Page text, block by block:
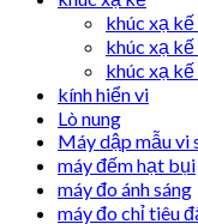
khúc xạ
khúc xạ
khúc xạ
kính hiển vi
Lò nung
Máy dập mẫu vi
máy đếm hạt bụi
máy đo ánh sáng
máy đo chỉ tiêu